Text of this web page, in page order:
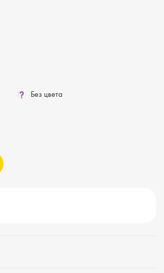
Без цвета